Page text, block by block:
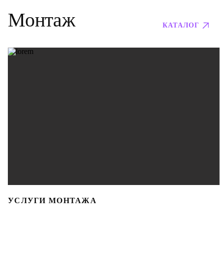
Монтаж КАТАЛОГ
УСЛУГИ МОНТАЖА